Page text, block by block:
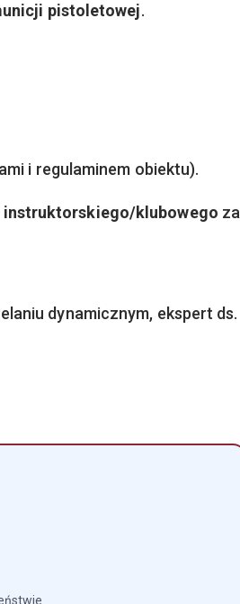
pistoletowej.
i regulaminem obiektu).
instruktorskiego/klubowego za
dynamicznym, ekspert ds.